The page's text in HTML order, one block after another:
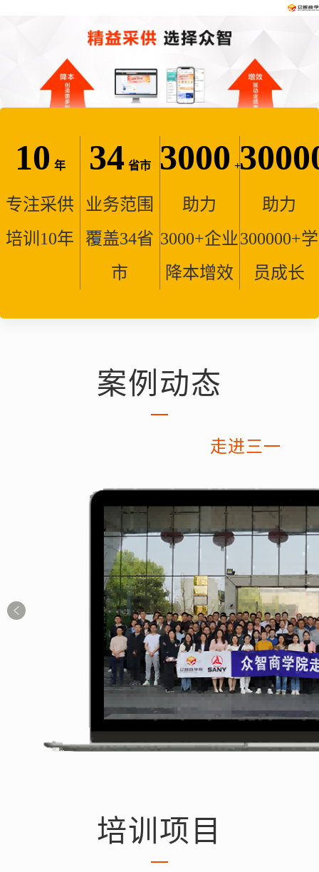
10 年
专注采供
培训10年
34 省市
业务范围
覆盖34省
市
3000 +
助力
3000+企业
降本增效
助力
300000+学
员成长
案例动态
走进三一
培训项目